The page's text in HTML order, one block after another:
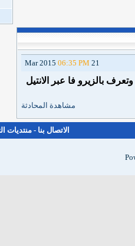
21 Mar 2015
06:35 PM
بالزيرو فا عبر الانتيل
مشاهدة المحادثة
الاتصال بنا - منتديات